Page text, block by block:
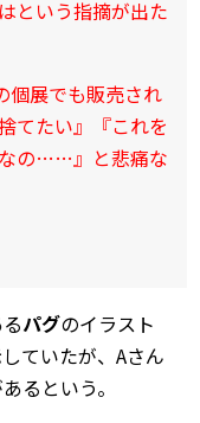
という指摘が出た
個展でも販売され
てたい』『これを
なの……』と悲痛な
パグのイラスト
ていたが、Aさん
るという。